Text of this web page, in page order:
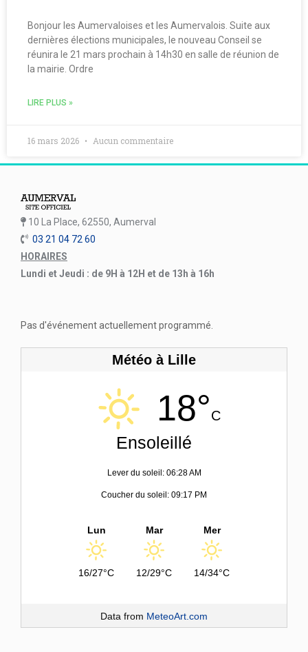
Bonjour les Aumervaloises et les Aumervalois. Suite aux
dernières élections municipales, le nouveau Conseil se
réunira le 21 mars prochain à 14h30 en salle de réunion de
la mairie. Ordre
LIRE PLUS »
16 mars 2026 Aucun commentaire
10 La Place, 62550, Aumerval
03 21 04 72 60
HORAIRES
Lundi et Jeudi : de 9H à 12H et de 13h à 16h
Pas d'événement actuellement programmé.
Météo à Lille
18°C
Ensoleillé
Lever du soleil: 06:28 AM
Coucher du soleil: 09:17 PM
Lun
16/27°C
Mar
12/29°C
Mer
14/34°C
Data from MeteoArt.com